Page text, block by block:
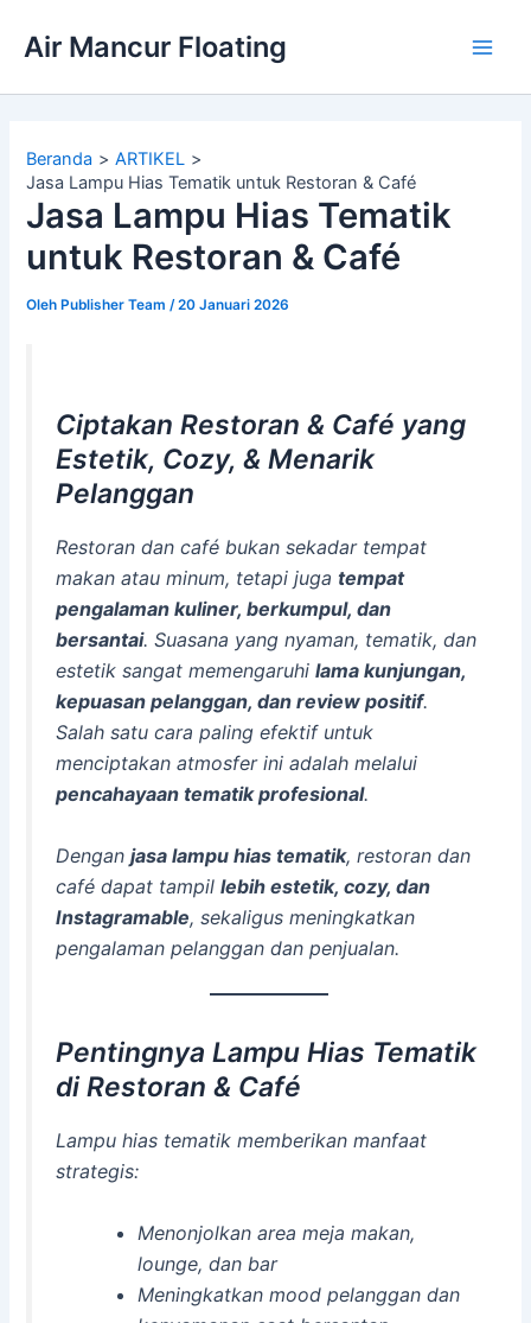
Air Mancur Floating
Beranda
ARTIKEL
Jasa Lampu Hias Tematik untuk Restoran & Café
Jasa Lampu Hias Tematik
untuk Restoran & Café
OlehPublisher Team /20 Januari 2026
Ciptakan Restoran & Café yang
Estetik, Cozy, & Menarik
Pelanggan
Restoran dan café bukan sekadar tempat
makan atau minum, tetapi jugatempat
pengalaman kuliner, berkumpul, dan
bersantai. Suasana yang nyaman, tematik, dan
estetik sangat memengaruhilama kunjungan,
kepuasan pelanggan, dan review positif.
Salah satu cara paling efektif untuk
menciptakan atmosfer ini adalah melalui
pencahayaan tematik profesional.
Denganjasa lampu hias tematik, restoran dan
café dapat tampillebih estetik, cozy, dan
Instagramable, sekaligus meningkatkan
pengalaman pelanggan dan penjualan.
Pentingnya Lampu Hias Tematik
di Restoran & Café
Lampu hias tematik memberikan manfaat
strategis:
Menonjolkan area meja makan,
lounge, dan bar
Meningkatkan mood pelanggan dan